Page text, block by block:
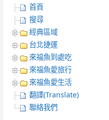
首頁
搜尋
經典區域
台北捷運
來福魚到處吃
來福魚愛旅行
來福魚愛生活
翻譯(Translate)
聯絡我們